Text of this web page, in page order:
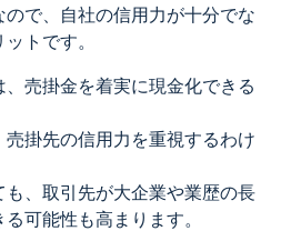
で、自社の信用力が十分でな
トです。
売掛金を着実に現金化できる
掛先の信用力を重視するわけ
、取引先が大企業や業歴の長
可能性も高まります。